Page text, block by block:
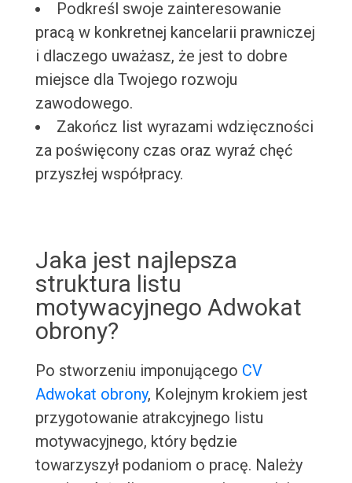
Podkreśl swoje zainteresowanie
pracą w konkretnej kancelarii prawniczej
i dlaczego uważasz, że jest to dobre
miejsce dla Twojego rozwoju
zawodowego.
Zakończ list wyrazami wdzięczności
za poświęcony czas oraz wyraź chęć
przyszłej współpracy.
Jaka jest najlepsza
struktura listu
motywacyjnego Adwokat
obrony?
Po stworzeniu imponującego CV
Adwokat obrony, Kolejnym krokiem jest
przygotowanie atrakcyjnego listu
motywacyjnego, który będzie
towarzyszył podaniom o pracę. Należy